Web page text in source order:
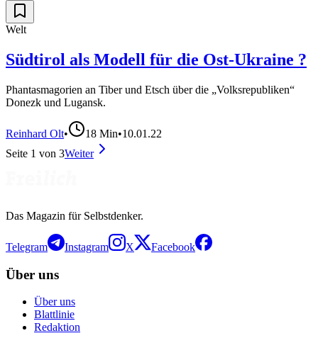
Welt
Südtirol als Modell für die Ost-Ukraine ?
Phantasmagorien an Tiber und Etsch über die „Volksrepubliken“
Donezk und Lugansk.
Reinhard Olt• 18 Min•10.01.22
Seite 1 von 3Weiter
Das Magazin für Selbstdenker.
Telegram Instagram X Facebook
Über uns
Über uns
Blattlinie
Redaktion